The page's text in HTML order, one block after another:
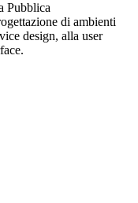
Pubblica
di ambienti
design, alla user